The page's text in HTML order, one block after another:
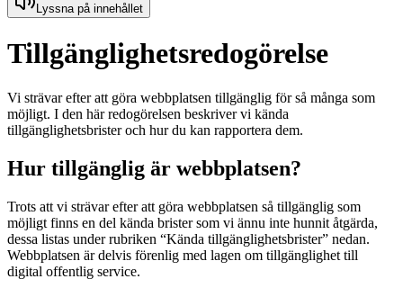
Lyssna på innehållet
Tillgänglighetsredogörelse
Vi strävar efter att göra webbplatsen tillgänglig för så många som
möjligt. I den här redogörelsen beskriver vi kända
tillgänglighetsbrister och hur du kan rapportera dem.
Hur tillgänglig är webbplatsen?
Trots att vi strävar efter att göra webbplatsen så tillgänglig som
möjligt finns en del kända brister som vi ännu inte hunnit åtgärda,
dessa listas under rubriken “Kända tillgänglighetsbrister” nedan.
Webbplatsen är delvis förenlig med lagen om tillgänglighet till
digital offentlig service.